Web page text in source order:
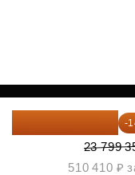
-
23 799
510 410 ₽